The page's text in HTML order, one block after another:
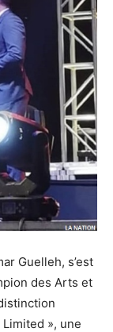
Guelleh, s’est
des Arts et
», une